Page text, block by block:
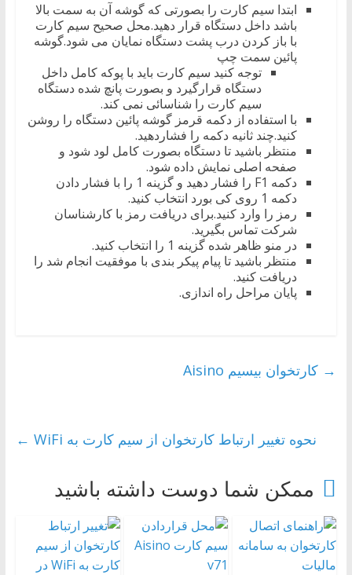
ابتدا سیم کارت را بصورتی که گوشه آن به سمت بالا
باشد داخل دستگاه قرار دهید.محل صحیح سیم کارت
با باز کردن درب پشت دستگاه نمایان می شود.گوشه
پائین سمت چپ
توجه کنید سیم کارت باید با پوکه کامل داخل
دستگاه قرارگیرد و بصورت پانچ شده دستگاه
سیم کارت را شناسائی نمی کند.
با استفاده از دکمه قرمز گوشه پائین دستگاه را روشن
کنید.چند ثانیه دکمه را فشاردهید.
منتظر باشید تا دستگاه بصورت کامل لود شود و
صفحه اصلی نمایش داده شود.
دکمه F1 را فشار دهید و گزینه 1 را با فشار دادن
دکمه 1 روی کی بورد انتخاب کنید.
رمز را وارد کنید.برای دریافت رمز با کارشناسان
شرکت تماس بگیرید.
در منو ظاهر شده گزینه 1 را انتخاب کنید.
منتظر باشید تا پیام پیکر بندی با موفقیت انجام شد را
دریافت کنید.
پایان مراحل راه اندازی.
→ کارتخوان بیسیم Aisino
نحوه تغییر ارتباط کارتخوان از سیم کارت به WiFi ←
ممکن شما دوست داشته باشید